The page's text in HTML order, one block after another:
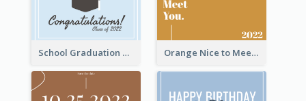
School Graduation Celebration Card Orange Nice to Meet You Greeting Card